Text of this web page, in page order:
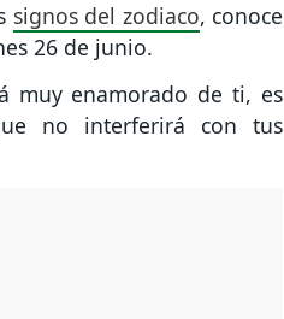
signos del zodiaco, conoce
26 de junio.
muy enamorado de ti, es
no interferirá con tus